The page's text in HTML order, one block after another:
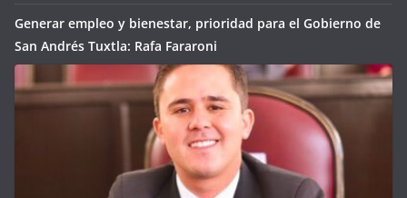
Generar empleo y bienestar, prioridad para el Gobierno de
San Andrés Tuxtla: Rafa Fararoni